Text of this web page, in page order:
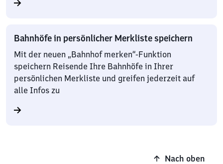
Bahnhöfe in persönlicher Merkliste speichern
Mit der neuen „Bahnhof merken“-Funktion
speichern Reisende Ihre Bahnhöfe in Ihrer
persönlichen Merkliste und greifen jederzeit auf
alle Infos zu
Nach oben